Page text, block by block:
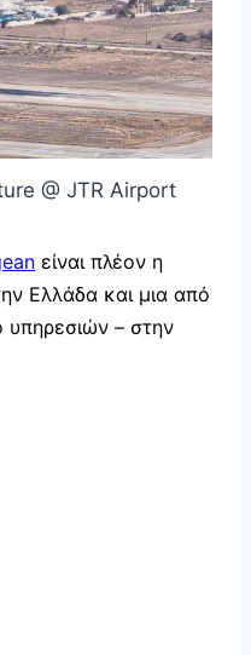
@ JTR Airport
είναι πλέον η
Ελλάδα και μια από
υπηρεσιών – στην